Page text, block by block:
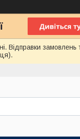
замовлень